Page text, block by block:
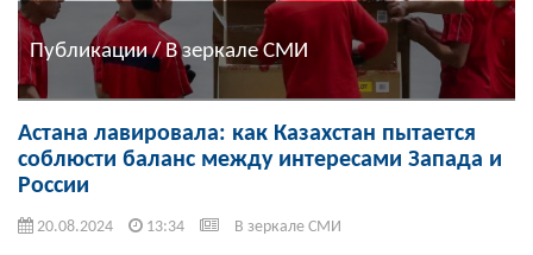
Публикации / В зеркале СМИ
Астана лавировала: как Казахстан пытается
соблюсти баланс между интересами Запада и
России
20.08.2024 13:34 В зеркале СМИ